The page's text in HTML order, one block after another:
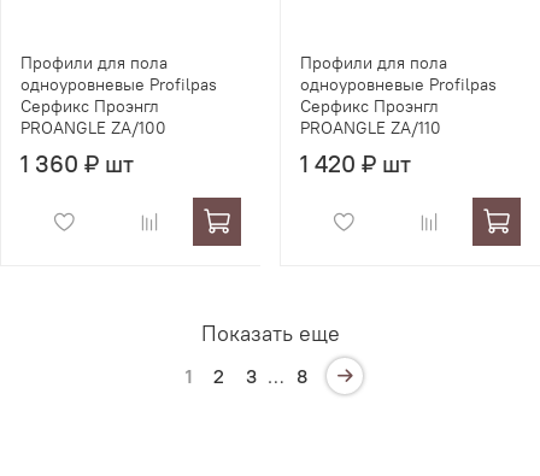
Профили для пола
одноуровневые Profilpas
Серфикс Проэнгл
PROANGLE ZA/100
1 360 ₽ шт
Профили для пола
одноуровневые Profilpas
Серфикс Проэнгл
PROANGLE ZA/110
1 420 ₽ шт
Показать еще
1 2 3 … 8